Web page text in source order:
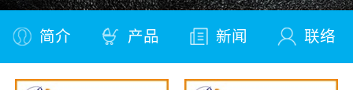
简介 产品 新闻 联络